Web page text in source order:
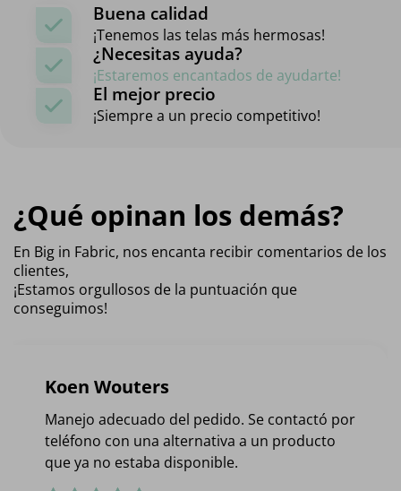
Buena calidad
¡Tenemos las telas más hermosas!
¿Necesitas ayuda?
¡Estaremos encantados de ayudarte!
El mejor precio
¡Siempre a un precio competitivo!
¿Qué opinan los demás?
En Big in Fabric, nos encanta recibir comentarios de los
clientes,
¡Estamos orgullosos de la puntuación que
conseguimos!
Koen Wouters
Manejo adecuado del pedido. Se contactó por
teléfono con una alternativa a un producto
que ya no estaba disponible.